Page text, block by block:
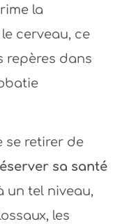
la
cerveau, ce
repères dans
se retirer de
sa santé
un tel niveau,
les